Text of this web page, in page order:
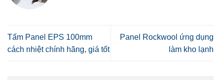
Tấm Panel EPS 100mm
cách nhiệt chính hãng, giá tốt
Panel Rockwool ứng dụng
làm kho lạnh